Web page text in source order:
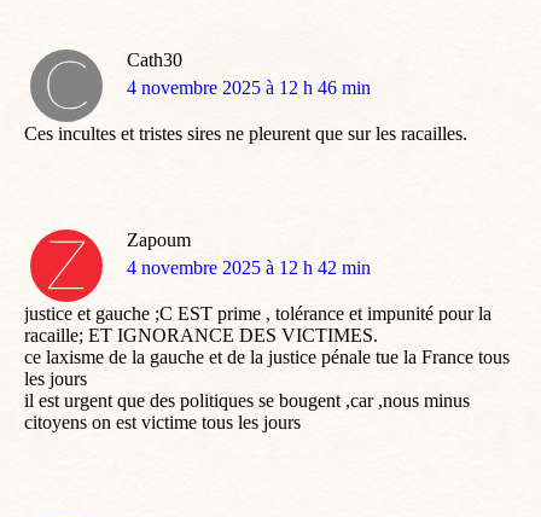
Cath30
dit
4 novembre 2025 à 12 h 46 min
Ces incultes et tristes sires ne pleurent que sur les racailles.
Zapoum
dit
4 novembre 2025 à 12 h 42 min
justice et gauche ;C EST prime , tolérance et impunité pour la
racaille; ET IGNORANCE DES VICTIMES.
ce laxisme de la gauche et de la justice pénale tue la France tous
les jours
il est urgent que des politiques se bougent ,car ,nous minus
citoyens on est victime tous les jours